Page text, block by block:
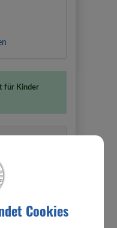
für Kinder
Cookies